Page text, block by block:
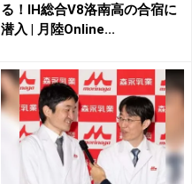
る！IH総合V8洛南高の合宿に
潜入 | 月陸Online...